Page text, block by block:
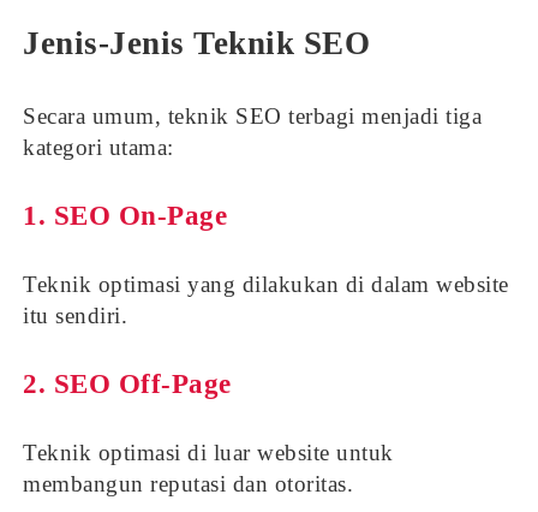
Jenis-Jenis Teknik SEO
Secara umum, teknik SEO terbagi menjadi tiga
kategori utama:
1. SEO On-Page
Teknik optimasi yang dilakukan di dalam website
itu sendiri.
2. SEO Off-Page
Teknik optimasi di luar website untuk
membangun reputasi dan otoritas.